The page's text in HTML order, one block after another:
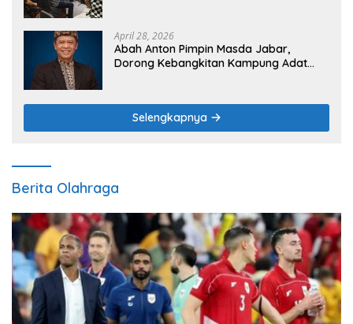
April 28, 2026
Abah Anton Pimpin Masda Jabar,
Dorong Kebangkitan Kampung Adat
Selengkapnya
Berita Olahraga